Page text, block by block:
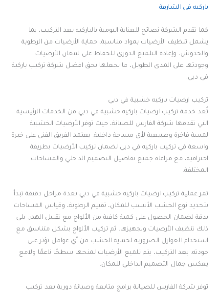
باركيه في الشارقة
كما تقدم الشركة نصائح للعناية اليومية بالباركيه بعد التركيب، بما
يشمل تنظيف الأرضيات بمواد مناسبة، حماية الأرضيات من الرطوبة
والخدوش، وإعادة التلميع الدوري للحفاظ على لمعان الأرضيات
وجودتها على المدى الطويل، ما يجعلها بحق افضل شركة تركيب باركية
في دبي.
تركيب ارضيات باركيه خشبية في دبي
تُعد خدمة تركيب ارضيات باركيه خشبية في دبي من الخدمات الرئيسية
التي تقدمها شركة الفارس للصيانة، حيث توفر الأرضيات الخشبية
لمسة فاخرة وطبيعية لأي مساحة داخلية. يعتمد الفريق الفني على خبرة
واسعة في تركيب باركيه في دبي لضمان تركيب الأرضيات بطريقة
احترافية، مع مراعاة جميع تفاصيل التصميم الداخلي والمساحات
المختلفة.
تمر عملية تركيب ارضيات باركيه خشبية في دبي بعدة مراحل دقيقة تبدأ
بتحديد نوع الخشب الأنسب للمكان، تقييم الرطوبة، وقياس المساحات
بدقة لضمان الحصول على كمية كافية من الألواح مع تقليل الهدر. يلي
ذلك تنظيف الأرضيات وتجهيزها، ثم تركيب الألواح بشكل متناسق مع
استخدام العوازل الضرورية لحماية الخشب من أي عوامل تؤثر على
جودته. بعد التركيب، يتم تلميع الأرضيات لمنحها سطحًا ناعمًا ولامع
يعكس جمال التصميم الداخلي للمكان.
توفر شركة الفارس للصيانة برامج متابعة وصيانة دورية بعد تركيب